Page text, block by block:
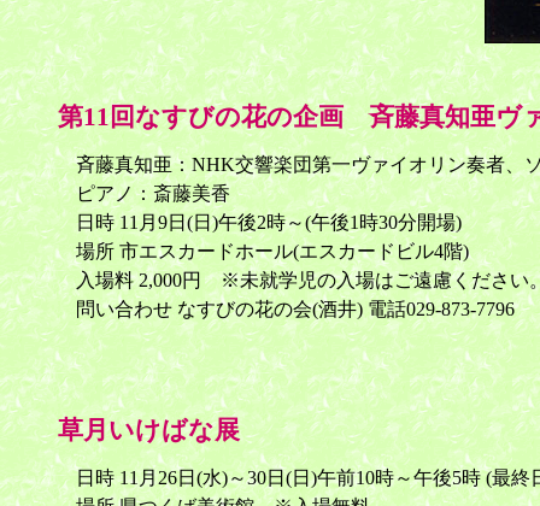
第11回なすびの花の企画 斉藤真知亜ヴ
斉藤真知亜：NHK交響楽団第一ヴァイオリン奏者、
ピアノ：斎藤美香
日時 11月9日(日)午後2時～(午後1時30分開場)
場所 市エスカードホール(エスカードビル4階)
入場料 2,000円 ※未就学児の入場はご遠慮ください
問い合わせ なすびの花の会(酒井) 電話029-873-7796
草月いけばな展
日時 11月26日(水)～30日(日)午前10時～午後5時 (最終